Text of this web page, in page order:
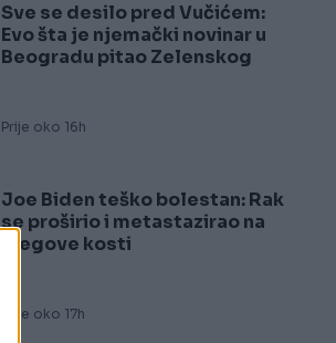
Sve se desilo pred Vučićem:
Evo šta je njemački novinar u
Beogradu pitao Zelenskog
Prije oko 16h
Joe Biden teško bolestan: Rak
se proširio i metastazirao na
njegove kosti
Prije oko 17h